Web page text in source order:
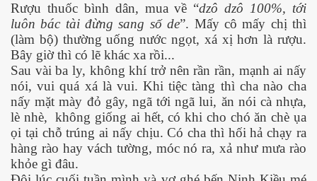
Rượu thuốc bình dân, mua về “dzô dzô 100%, tới
luôn bác tài đừng sang số de”. Mấy cô mấy chị thì
(làm bộ) thường uống nước ngọt, xá xị hơn là rượu.
Bây giờ thì có lẽ khác xa rồi...
Sau vài ba ly, không khí trở nên rần rần, mạnh ai nấy
nói, vui quá xá là vui. Khi tiệc tàng thì cha nào cha
nấy mặt mày đỏ gây, ngã tới ngã lui, ăn nói cà nhựa,
lè nhè, không giống ai hết, có khi cho chó ăn chè ụa
ọi tại chỗ trúng ai nấy chịu. Có cha thì hối hả chạy ra
hàng rào hay vách tường, móc nó ra, xả như mưa rào
khỏe gì đâu.
nay